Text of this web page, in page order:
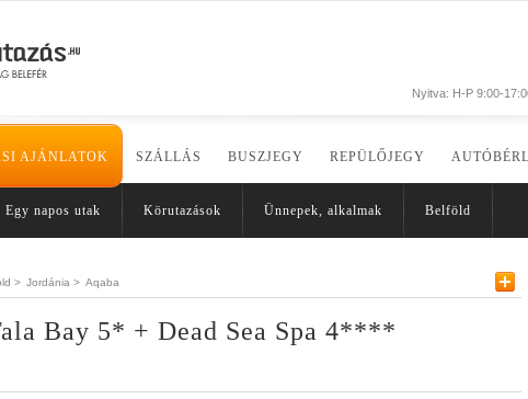
Nyitva: H-P 9:00-
AJÁNLATOK SZÁLLÁS BUSZJEGY REPÜLŐJEGY
Egy napos utak Körutazások Ünnepek, alkalmak Belföld
> Jordánia > Aqaba
Bay 5* + Dead Sea Spa 4****